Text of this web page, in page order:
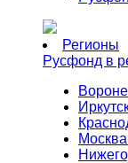
Регионы
Русфонд в